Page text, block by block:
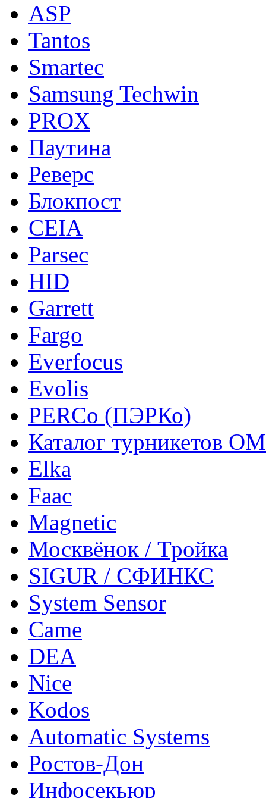
ASP
Tantos
Smartec
Samsung Techwin
PROX
Паутина
Реверс
Блокпост
CEIA
Parsec
HID
Garrett
Fargo
Everfocus
Evolis
PERCo (ПЭРКо)
Каталог турникетов
Elka
Faac
Magnetic
Москвёнок / Тройка
SIGUR / СФИНКС
System Sensor
Came
DEA
Nice
Kodos
Automatic Systems
Ростов-Дон
Инфосекьюр